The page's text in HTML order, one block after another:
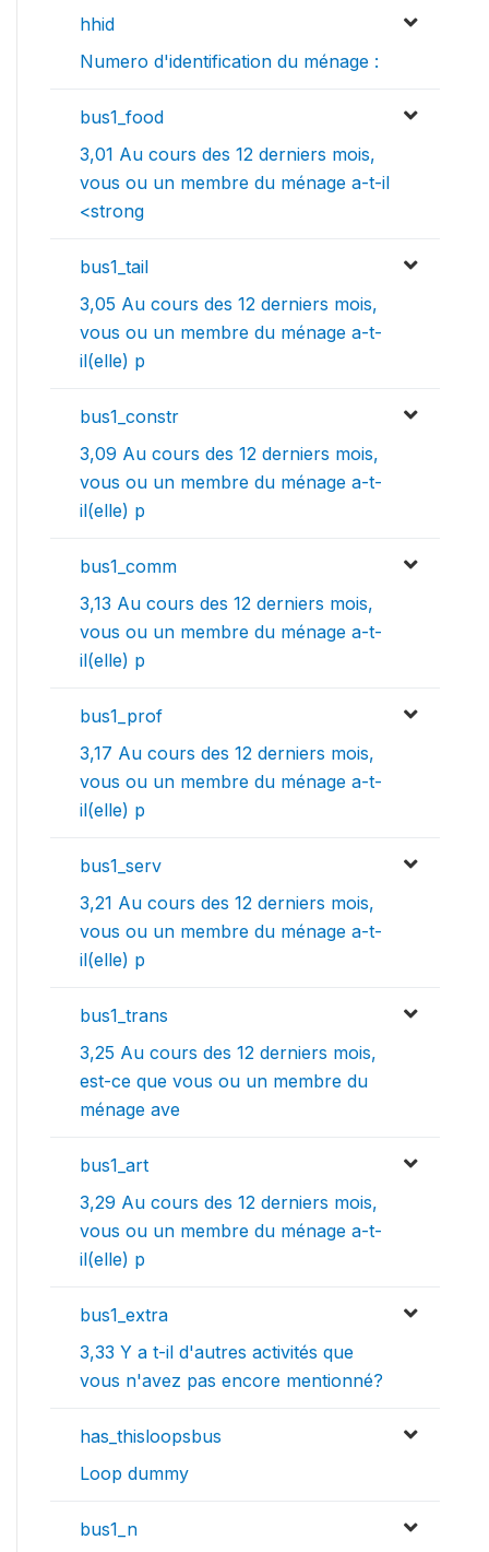
hhid
Numero d'identification du ménage :
bus1_food
3,01 Au cours des 12 derniers mois,
vous ou un membre du ménage a-t-il
<strong
bus1_tail
3,05 Au cours des 12 derniers mois,
vous ou un membre du ménage a-t-
il(elle) p
bus1_constr
3,09 Au cours des 12 derniers mois,
vous ou un membre du ménage a-t-
il(elle) p
bus1_comm
3,13 Au cours des 12 derniers mois,
vous ou un membre du ménage a-t-
il(elle) p
bus1_prof
3,17 Au cours des 12 derniers mois,
vous ou un membre du ménage a-t-
il(elle) p
bus1_serv
3,21 Au cours des 12 derniers mois,
vous ou un membre du ménage a-t-
il(elle) p
bus1_trans
3,25 Au cours des 12 derniers mois,
est-ce que vous ou un membre du
ménage ave
bus1_art
3,29 Au cours des 12 derniers mois,
vous ou un membre du ménage a-t-
il(elle) p
bus1_extra
3,33 Y a t-il d'autres activités que
vous n'avez pas encore mentionné?
has_thisloopsbus
Loop dummy
bus1_n